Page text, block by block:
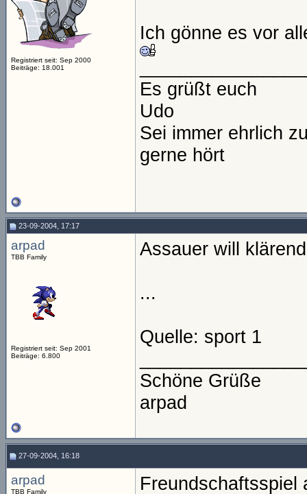
Registriert seit: Sep 2000
Beiträge: 18.001
Ich gönne es vor
Es grüßt euch
Udo
Sei immer ehrlich
gerne hört
23-09-2004, 17:17
arpad
TBB Family
Registriert seit: Sep 2001
Beiträge: 6.800
Assauer will
...
Quelle: sport 1
Schöne Grüße
arpad
27-09-2004, 16:18
arpad
TBB Family Freundschaftsspiel